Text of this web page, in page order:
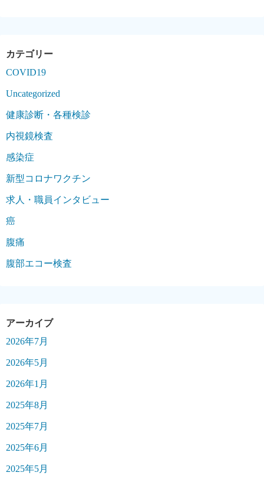
COVID19
Uncategorized
健康診断・各種検診
内視鏡検査
感染症
新型コロナワクチン
求人・職員インタビュー
癌
腹痛
腹部エコー検査
2026年7月
2026年5月
2026年1月
2025年8月
2025年7月
2025年6月
2025年5月